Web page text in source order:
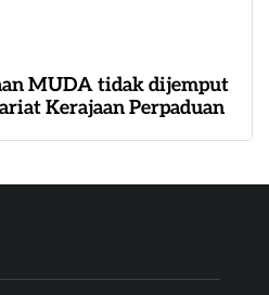
MUDA tidak dijemput
Kerajaan Perpaduan